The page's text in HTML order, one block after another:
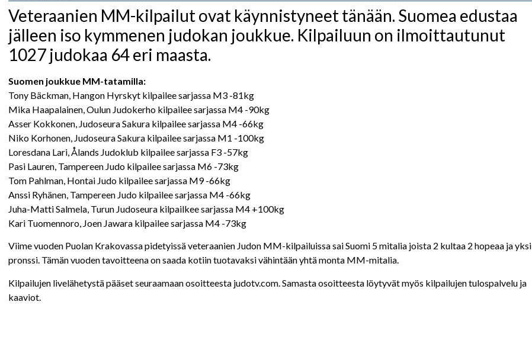
Veteraanien MM-kilpailut ovat käynnistyneet tänään. Suomea edustaa
jälleen iso kymmenen judokan joukkue. Kilpailuun on ilmoittautunut
1027 judokaa 64 eri maasta.
Suomen joukkue MM-tatamilla:
Tony Bäckman, Hangon Hyrskyt kilpailee sarjassa M3 -81kg
Mika Haapalainen, Oulun Judokerho kilpailee sarjassa M4 -90kg
Asser Kokkonen, Judoseura Sakura kilpailee sarjassa M4 -66kg
Niko Korhonen, Judoseura Sakura kilpailee sarjassa M1 -100kg
Loresdana Lari, Ålands Judoklub kilpailee sarjassa F3 -57kg
Pasi Lauren, Tampereen Judo kilpailee sarjassa M6 -73kg
Tom Pahlman, Hontai Judo kilpailee sarjassa M9 -66kg
Anssi Ryhänen, Tampereen Judo kilpailee sarjassa M4 -66kg
Juha-Matti Salmela, Turun Judoseura kilpailkee sarjassa M4 +100kg
Kari Tuomennoro, Joen Jawara kilpailee sarjassa M4 -73kg
Viime vuoden Puolan Krakovassa pidetyissä veteraanien Judon MM-kilpailuissa sai Suomi 5 mitalia joista 2 kultaa 2 hopeaa ja yksi
pronssi. Tämän vuoden tavoitteena on saada kotiin tuotavaksi vähintään yhtä monta MM-mitalia.
Kilpailujen livelähetystä pääset seuraamaan osoitteesta judotv.com. Samasta osoitteesta löytyvät myös kilpailujen tulospalvelu ja
kaaviot.